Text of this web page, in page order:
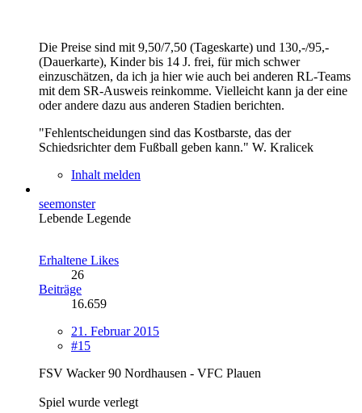
Die Preise sind mit 9,50/7,50 (Tageskarte) und 130,-/95,-
(Dauerkarte), Kinder bis 14 J. frei, für mich schwer
einzuschätzen, da ich ja hier wie auch bei anderen RL-Teams
mit dem SR-Ausweis reinkomme. Vielleicht kann ja der eine
oder andere dazu aus anderen Stadien berichten.
"Fehlentscheidungen sind das Kostbarste, das der
Schiedsrichter dem Fußball geben kann." W. Kralicek
Inhalt melden
seemonster
Lebende Legende
Erhaltene Likes
26
Beiträge
16.659
21. Februar 2015
#15
FSV Wacker 90 Nordhausen - VFC Plauen
Spiel wurde verlegt